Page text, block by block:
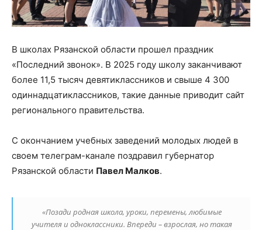
В школах Рязанской области прошел праздник
«Последний звонок». В 2025 году школу заканчивают
более 11,5 тысяч девятиклассников и свыше 4 300
одиннадцатиклассников, такие данные приводит сайт
регионального правительства.
С окончанием учебных заведений молодых людей в
своем телеграм-канале поздравил губернатор
Рязанской области Павел Малков.
«Позади родная школа, уроки, перемены, любимые
учителя и одноклассники. Впереди – взрослая, но такая